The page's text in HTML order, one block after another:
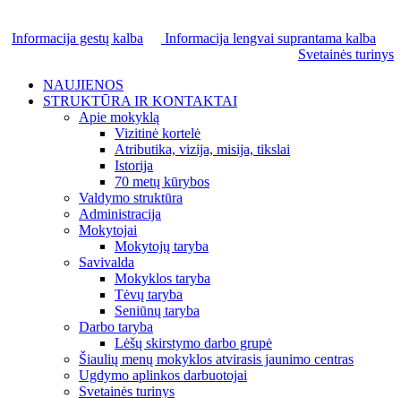
Informacija gestų kalba
Informacija lengvai suprantama kalba
Svetainės turinys
NAUJIENOS
STRUKTŪRA IR KONTAKTAI
Apie mokyklą
Vizitinė kortelė
Atributika, vizija, misija, tikslai
Istorija
70 metų kūrybos
Valdymo struktūra
Administracija
Mokytojai
Mokytojų taryba
Savivalda
Mokyklos taryba
Tėvų taryba
Seniūnų taryba
Darbo taryba
Lėšų skirstymo darbo grupė
Šiaulių menų mokyklos atvirasis jaunimo centras
Ugdymo aplinkos darbuotojai
Svetainės turinys